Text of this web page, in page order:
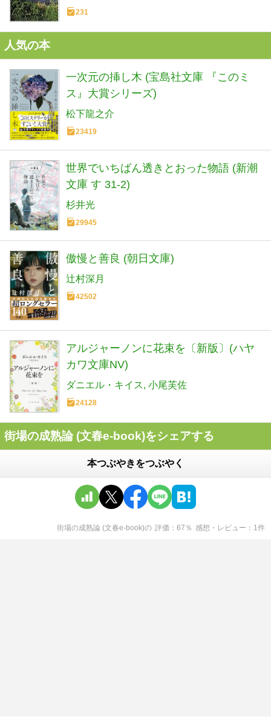
231
人気の本
一次元の挿し木 (宝島社文庫 『このミ
ス』大賞シリーズ)
松下龍之介
23419
世界でいちばん透きとおった物語 (新潮
文庫 す 31-2)
杉井光
29945
傲慢と善良 (朝日文庫)
辻村深月
42502
アルジャーノンに花束を〔新版〕(ハヤ
カワ文庫NV)
ダニエル・キイス 小尾芙佐
24128
街場の成熟論 (文春e-book)をシェアする
本つぶやきをつぶやく
街場の成熟論 (文春e-book)の 評価 67 ％ 感想・レビュー 1件